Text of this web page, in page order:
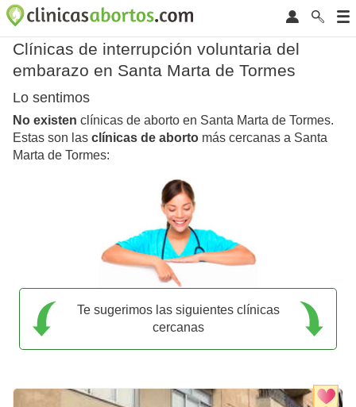
Clínicas de interrupción voluntaria del
embarazo en Santa Marta de Tormes
Lo sentimos
No existen clínicas de aborto en Santa Marta de Tormes.
Estas son las clínicas de aborto más cercanas a Santa
Marta de Tormes:
Te sugerimos las siguientes clínicas
cercanas